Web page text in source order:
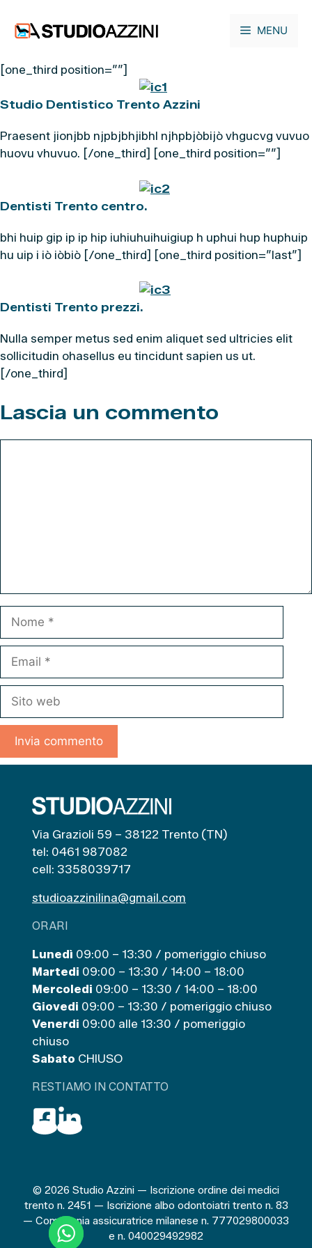
contenuto
MENU
[one_third position=””]
Studio Dentistico Trento Azzini
Praesent jionjbb njpbjbhjibhl njhpbjòbijò vhgucvg vuvuo
huovu vhuvuo. [/one_third] [one_third position=””]
Dentisti Trento centro.
bhi huip gip ip ip hip iuhiuhuihuigiup h uphui hup huphuip
hu uip i iò iòbiò [/one_third] [one_third position=”last”]
Dentisti Trento prezzi.
Nulla semper metus sed enim aliquet sed ultricies elit
sollicitudin ohasellus eu tincidunt sapien us ut.
[/one_third]
Lascia un commento
web
Via Grazioli 59 – 38122 Trento (TN)
tel: 0461 987082
cell: 3358039717
studioazzinilina@gmail.com
ORARI
Lunedì 09:00 – 13:30 / pomeriggio chiuso
Martedi 09:00 – 13:30 / 14:00 – 18:00
Mercoledi 09:00 – 13:30 / 14:00 – 18:00
Giovedi 09:00 – 13:30 / pomeriggio chiuso
Venerdi 09:00 alle 13:30 / pomeriggio
chiuso
Sabato CHIUSO
RESTIAMO IN CONTATTO
© 2026 Studio Azzini — Iscrizione ordine dei medici
trento n. 2451 — Iscrizione albo odontoiatri trento n. 83
— Compagnia assicuratrice milanese n. 777029800033
e n. 040029492982